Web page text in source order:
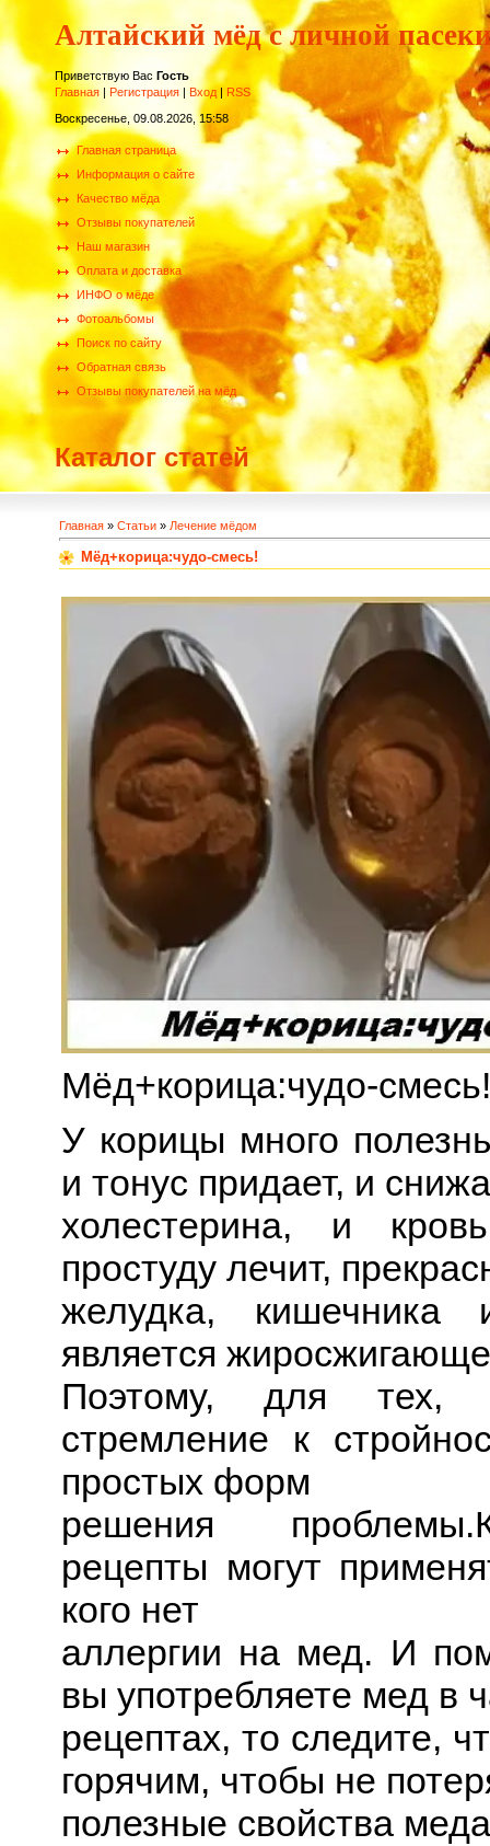
Алтайский мёд с личной
Приветствую Вас Гость
Главная | Регистрация | Вход | RSS
Воскресенье, 09.08.2026, 15:58
Главная страница
Информация о сайте
Качество мёда
Отзывы покупателей
Наш магазин
Оплата и доставка
ИНФО о мёде
Фотоальбомы
Поиск по сайту
Обратная связь
Отзывы покупателей на мёд
Каталог статей
Главная » Статьи » Лечение мёдом
Мёд+корица:чудо-смесь!
Мёд+корица:чудо-смесь!
У корицы много
и тонус придает, и
холестерина, и
простуду лечит,
желудка,
является
Поэтому, для тех,
стремление к
простых форм
решения
рецепты могут
кого нет
аллергии на мед. И
вы употребляете мед в
рецептах, то следите,
горячим, чтобы не
полезные свойства